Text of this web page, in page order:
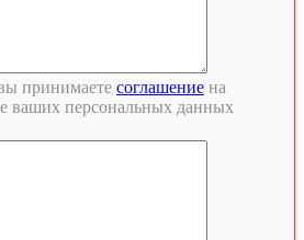
принимаете соглашение на
ваших персональных данных